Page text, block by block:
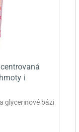
i
glycerinové bázi